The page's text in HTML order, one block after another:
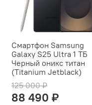
Смартфон Samsung
Galaxy S25 Ultra 1 ТБ
Черный оникс титан
(Titanium Jetblack)
125 000 ₽
88 490 ₽